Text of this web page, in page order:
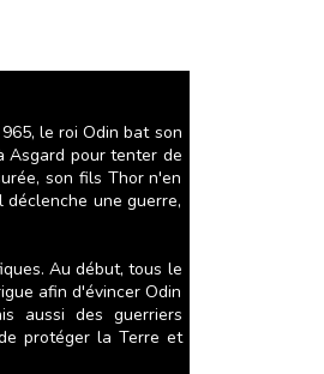
le roi Odin bat son
Asgard pour tenter de
son fils Thor n'en
une guerre,
Au début, tous le
afin d'évincer Odin
aussi des guerriers
protéger la Terre et